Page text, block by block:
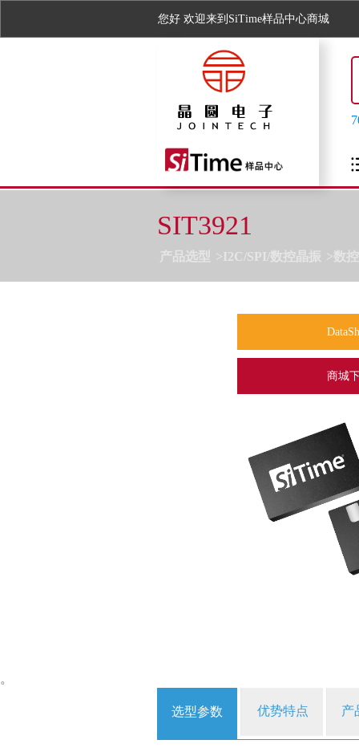
您好 欢迎来到SiTime样品中心商城
SIT3921
产品选型 I2C/SPI/数控晶振 数控
商城
。
选型参数 优势特点 产